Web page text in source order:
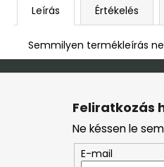
Leírás Értékelés
Semmilyen termékleírás
Feliratkozás
Ne késsen le
E-mail